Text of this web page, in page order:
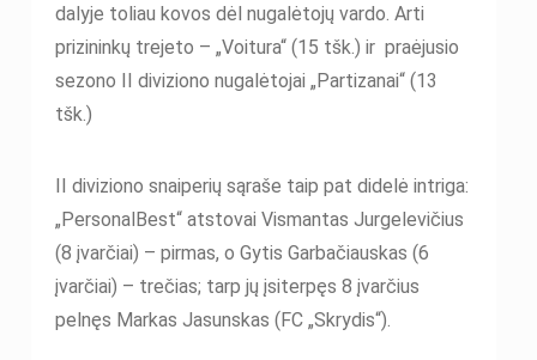
dalyje toliau kovos dėl nugalėtojų vardo. Arti
prizininkų trejeto – „Voitura“ (15 tšk.) ir praėjusio
sezono II diviziono nugalėtojai „Partizanai“ (13
tšk.)
II diviziono snaiperių sąraše taip pat didelė intriga:
„PersonalBest“ atstovai Vismantas Jurgelevičius
(8 įvarčiai) – pirmas, o Gytis Garbačiauskas (6
įvarčiai) – trečias; tarp jų įsiterpęs 8 įvarčius
pelnęs Markas Jasunskas (FC „Skrydis“).